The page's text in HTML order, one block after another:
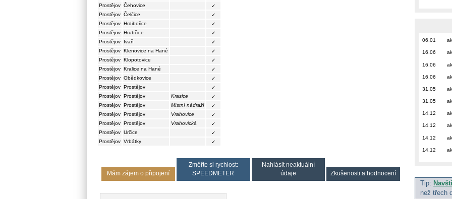
Prostějov Čehovice
✓
Prostějov Čelčice
✓
Prostějov Hrdibořice
✓
Prostějov Hrubčice
✓
Prostějov
Ivaň
✓
Prostějov Klenovice na Hané
✓
Prostějov Klopotovice
✓
Prostějov Kralice na Hané
✓
Prostějov Obědkovice
✓
Prostějov Prostějov
✓
Prostějov Prostějov Krasice
✓
Prostějov Prostějov Místní nádraží
✓
Prostějov Prostějov Vrahovice
✓
Prostějov Prostějov Vrahovická
✓
Prostějov Určice
✓
Prostějov Vrbátky ✓
Mám zájem o připojení
Změřte si rychlost:
SPEEDMETER
Nahlásit neaktuální
údaje
Zkušenosti a hodnocení
06.01
16.06
16.06
16.06
31.05
31.05
14.12
14.12
14.12
14.12
Tip:
než třech